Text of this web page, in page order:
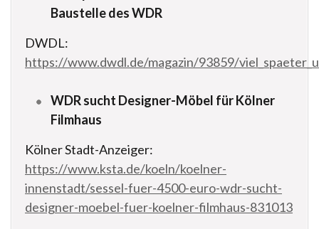
Baustelle des WDR
DWDL:
https://www.dwdl.de/magazin/93859/
WDR sucht Designer-Möbel für Kölner
Filmhaus
Kölner Stadt-Anzeiger:
https://www.ksta.de/koeln/koelner-
innenstadt/sessel-fuer-4500-euro-wdr-sucht-
designer-moebel-fuer-koelner-filmhaus-831013